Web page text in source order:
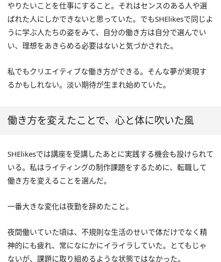
やりたいことを仕事にすること。それはセンスのある人や選
ばれた人にしかできないと思っていた。でもSHElikesで同じよ
うに学ぶ人たちの姿をみて、自分の働き方は自分で選んでい
い、理想をあきらめる必要はないと気づかされた。
私でもクリエイティブな働き方ができる。そんな夢が実現す
るかもしれない。淡い期待が生まれ始めていた。
働き方を変えたことで、心と体に吹いた風
SHElikesでは講座を受講したあとに実践する機会も設けられて
いる。私はライティングの制作課題をするために、転職して
働き方を変えることを選んだ。
一番大きな変化は夜勤を辞めたこと。
夜間働いていた頃は、不規則な生活のせいで体だけでなく精
神的にも疲れ、常になにかにイライラしていた。とてもじゃ
ないが、課題に取り組めるような状態ではなかった。